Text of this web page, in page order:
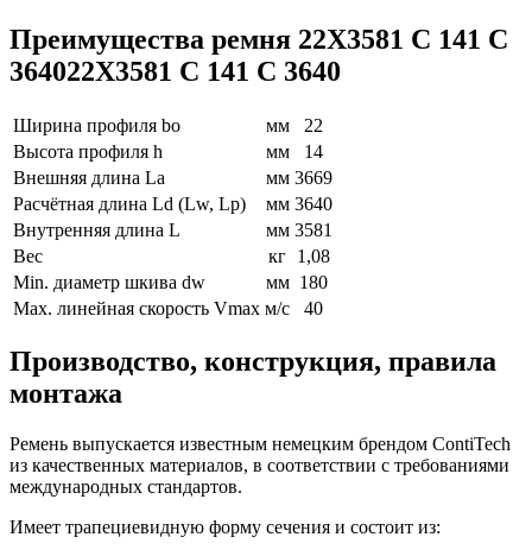
Преимущества ремня 22X3581 C 141 C
364022X3581 C 141 C 3640
Ширина профиля bo мм
22
Высота профиля h
мм
14
Внешняя длина La
мм 3669
Расчётная длина Ld (Lw, Lp)
мм 3640
Внутренняя длина L
мм 3581
Вес
кг 1,08
Min. диаметр шкива dw
мм 180
Max. линейная скорость Vmax м/с 40
Производство, конструкция, правила
монтажа
Ремень выпускается известным немецким брендом ContiTech
из качественных материалов, в соответствии с требованиями
международных стандартов.
Имеет трапециевидную форму сечения и состоит из: